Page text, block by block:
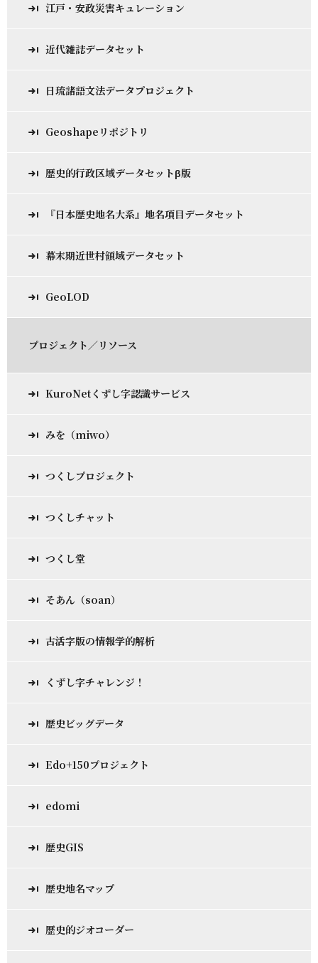
江戸・安政災害キュレーション
近代雑誌データセット
日琉諸語文法データプロジェクト
Geoshapeリポジトリ
歴史的行政区域データセットβ版
『日本歴史地名大系』地名項目データセット
幕末期近世村領域データセット
GeoLOD
プロジェクト／リソース
KuroNetくずし字認識サービス
みを（miwo）
つくしプロジェクト
つくしチャット
つくし堂
そあん（soan）
古活字版の情報学的解析
くずし字チャレンジ！
歴史ビッグデータ
Edo+150プロジェクト
edomi
歴史GIS
歴史地名マップ
歴史的ジオコーダー